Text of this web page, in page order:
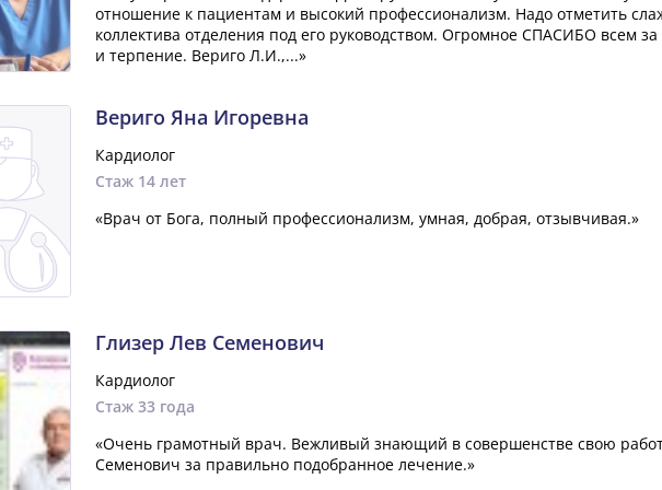
отношение к пациентам и высокий профессионализм. Надо отметить
коллектива отделения под его руководством. Огромное СПАСИБО всем
и терпение. Вериго Л.И.,...»
Вериго Яна Игоревна
Кардиолог
Стаж 14 лет
«Врач от Бога, полный профессионализм, умная, добрая, отзывчивая.»
Глизер Лев Семенович
Кардиолог
Стаж 33 года
«Очень грамотный врач. Вежливый знающий в совершенстве свою
Семенович за правильно подобранное лечение.»